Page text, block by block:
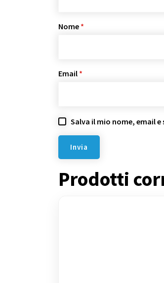
Nome *
Email *
Salva il mio nome, email
Prodotti